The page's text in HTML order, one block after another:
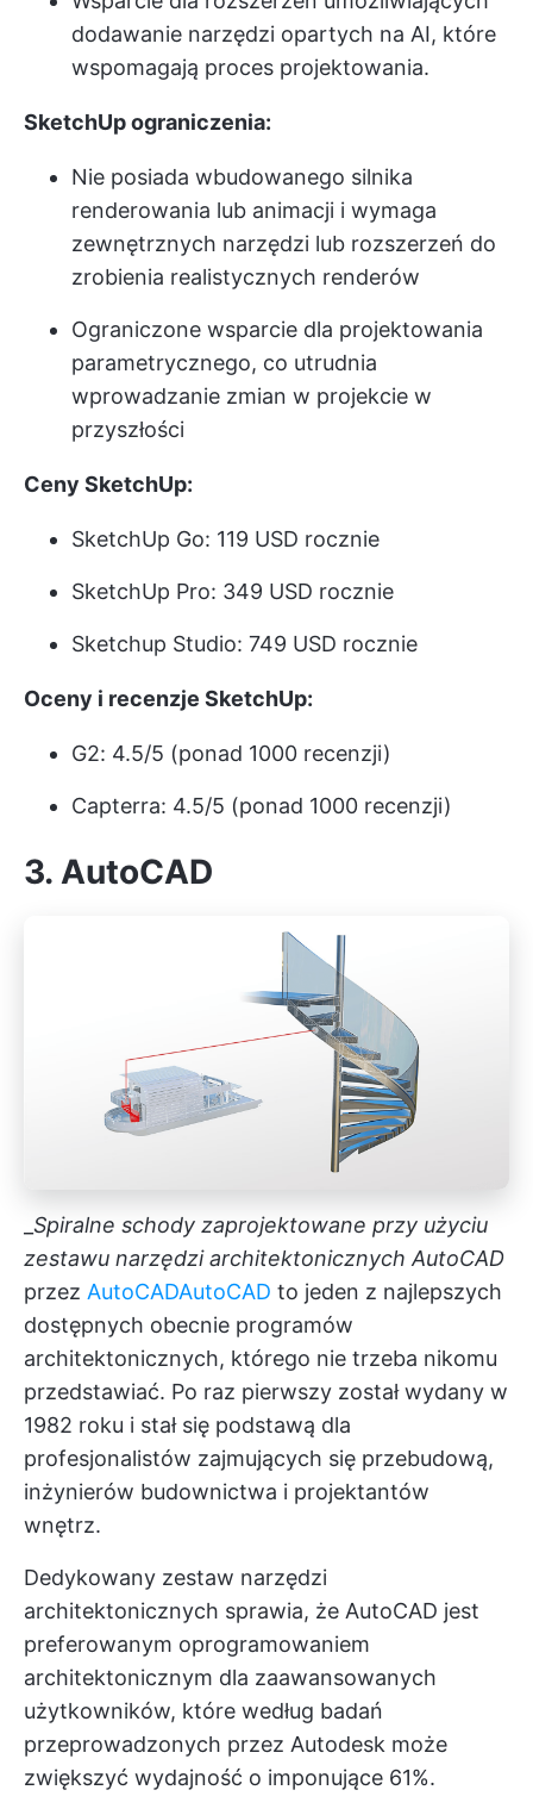
dodawanie narzędzi opartych na AI, które
wspomagają proces projektowania.
SketchUp ograniczenia:
Nie posiada wbudowanego silnika
renderowania lub animacji i wymaga
zewnętrznych narzędzi lub rozszerzeń do
zrobienia realistycznych renderów
Ograniczone wsparcie dla projektowania
parametrycznego, co utrudnia
wprowadzanie zmian w projekcie w
przyszłości
Ceny SketchUp:
SketchUp Go: 119 USD rocznie
SketchUp Pro: 349 USD rocznie
Sketchup Studio: 749 USD rocznie
Oceny i recenzje SketchUp:
G2: 4.5/5 (ponad 1000 recenzji)
Capterra: 4.5/5 (ponad 1000 recenzji)
3. AutoCAD
Spiralne schody zaprojektowane przy użyciu
zestawu narzędzi architektonicznych AutoCAD
przez AutoCADAutoCAD to jeden z najlepszych
dostępnych obecnie programów
architektonicznych, którego nie trzeba nikomu
przedstawiać. Po raz pierwszy został wydany w
1982 roku i stał się podstawą dla
profesjonalistów zajmujących się przebudową,
inżynierów budownictwa i projektantów
wnętrz.
Dedykowany zestaw narzędzi
architektonicznych sprawia, że AutoCAD jest
preferowanym oprogramowaniem
architektonicznym dla zaawansowanych
użytkowników, które według badań
przeprowadzonych przez Autodesk może
zwiększyć wydajność o imponujące 61%.